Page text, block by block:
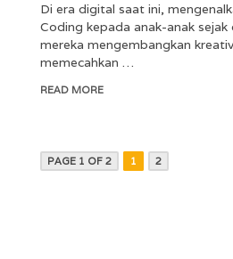
Di era digital saat ini,
Coding kepada anak-anak
mereka mengembangkan
memecahkan …
READ MORE
PAGE 1 OF 2 1 2